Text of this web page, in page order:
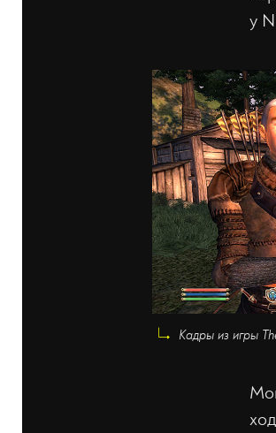
у
Кадры из игры